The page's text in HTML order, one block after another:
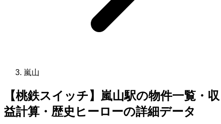
嵐山
【桃鉄スイッチ】嵐山駅の物件一覧・収
益計算・歴史ヒーローの詳細データ